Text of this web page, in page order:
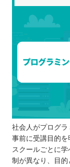
社会人がプログラ
事前に受講目的を
スクールごとに
制が異なり、目